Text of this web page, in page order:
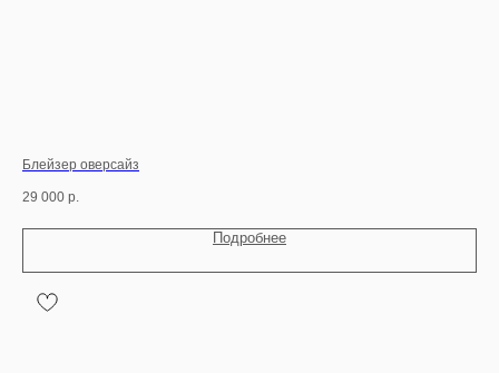
Блейзер оверсайз
29 000 р.
Подробнее